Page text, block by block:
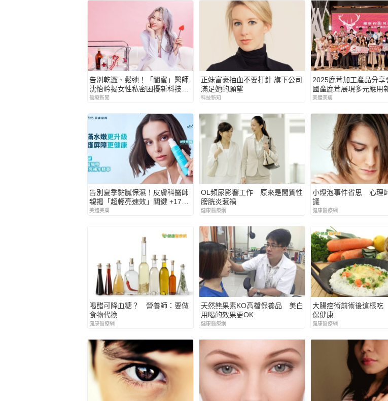
告別乾澀、鬆弛！「閨蜜」醫師
沈怡岒揭女性私密困擾新科技解
方
醫療新聞
正妹富豪抽血不要打針 旗下公司
滿足她的願望
科技新知
2025鹿茸加工產品分
國產鹿茸展現多元應用
美體美膚
告別夏季黏膩保濕！皮膚科醫師
親揭「超輕亮速效」關鍵 +176%
極速補水*！BIODERMA ＃快充
美體美膚
OL頻尿影響工作 原來是間質性
膀胱炎惹禍
健康醫療網
小燈泡事件省思 心理
議
健康醫療網
喝醋可降血糖？ 營養師：要做
食物代換
健康醫療網
天然熊果素KO高檔保養品 美白
用喝的效果更OK
健康醫療網
大腸癌術前術後這樣吃
保健康
健康醫療網